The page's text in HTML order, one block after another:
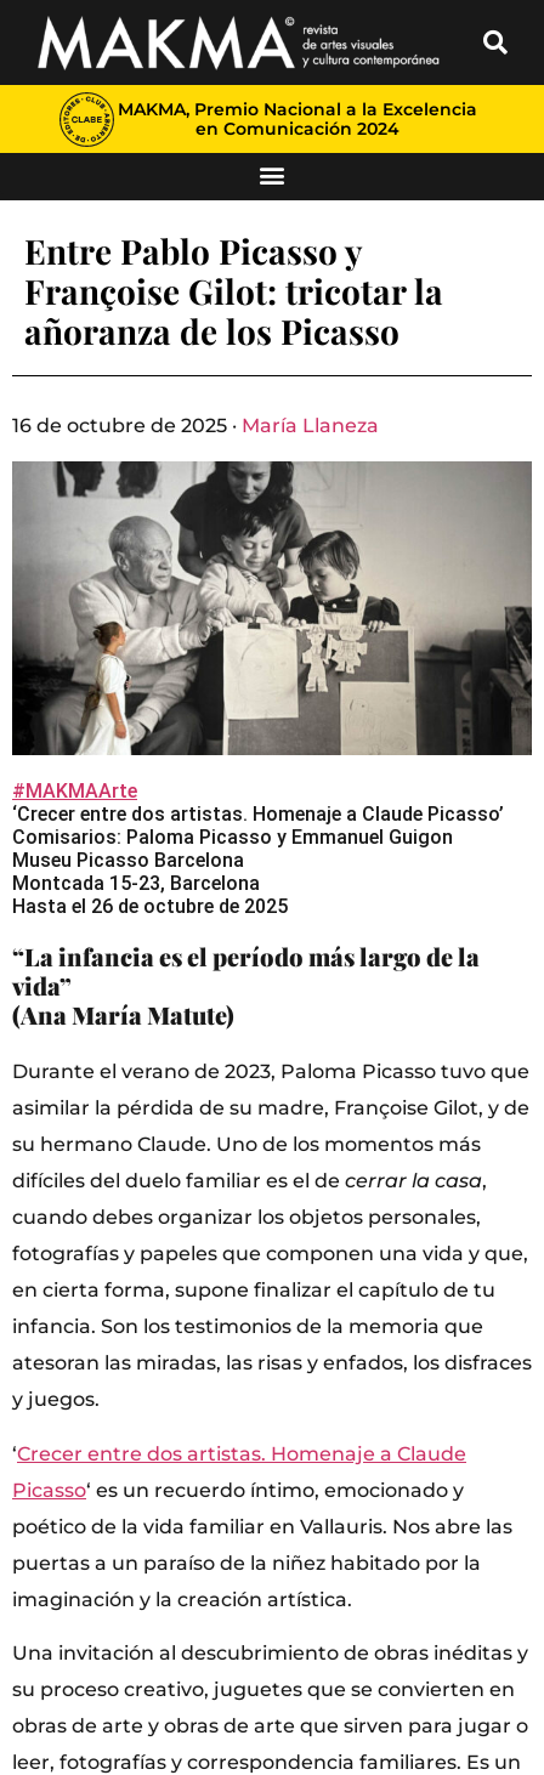
MAKMA, Premio Nacional a la Excelencia
en Comunicación 2024
Entre Pablo Picasso y
Françoise Gilot: tricotar la
añoranza de los Picasso
16 de octubre de 2025 · María Llaneza
#MAKMAArte
‘Crecer entre dos artistas. Homenaje a Claude Picasso’
Comisarios: Paloma Picasso y Emmanuel Guigon
Museu Picasso Barcelona
Montcada 15-23, Barcelona
Hasta el 26 de octubre de 2025
“La infancia es el período más largo de la
vida”
(Ana María Matute)
Durante el verano de 2023, Paloma Picasso tuvo que
asimilar la pérdida de su madre, Françoise Gilot, y de
su hermano Claude. Uno de los momentos más
difíciles del duelo familiar es el de cerrar la casa,
cuando debes organizar los objetos personales,
fotografías y papeles que componen una vida y que,
en cierta forma, supone finalizar el capítulo de tu
infancia. Son los testimonios de la memoria que
atesoran las miradas, las risas y enfados, los disfraces
y juegos.
‘Crecer entre dos artistas. Homenaje a Claude
Picasso‘ es un recuerdo íntimo, emocionado y
poético de la vida familiar en Vallauris. Nos abre las
puertas a un paraíso de la niñez habitado por la
imaginación y la creación artística.
Una invitación al descubrimiento de obras inéditas y
su proceso creativo, juguetes que se convierten en
obras de arte y obras de arte que sirven para jugar o
leer, fotografías y correspondencia familiares. Es un